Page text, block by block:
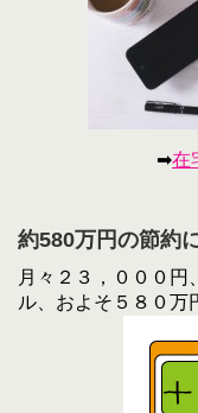
➡在
約580万円の節約
月々２３，０００円
ル、およそ５８０万